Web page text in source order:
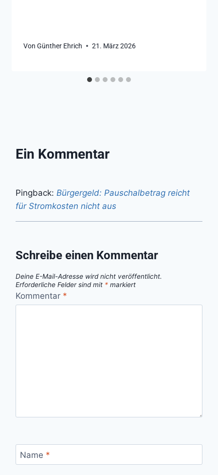
Von Günther Ehrich 21. März 2026
Ein Kommentar
Pingback: Bürgergeld: Pauschalbetrag reicht
für Stromkosten nicht aus
Schreibe einen Kommentar
Deine E-Mail-Adresse wird nicht veröffentlicht.
Erforderliche Felder sind mit * markiert
Kommentar *
Name *